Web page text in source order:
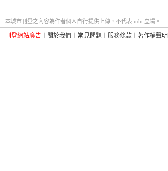
本城市刊登之內容為作者個人自行提供上傳，不代表 udn 立場。
刊登網站廣告 關於我們 常見問題 服務條款 著作權聲明